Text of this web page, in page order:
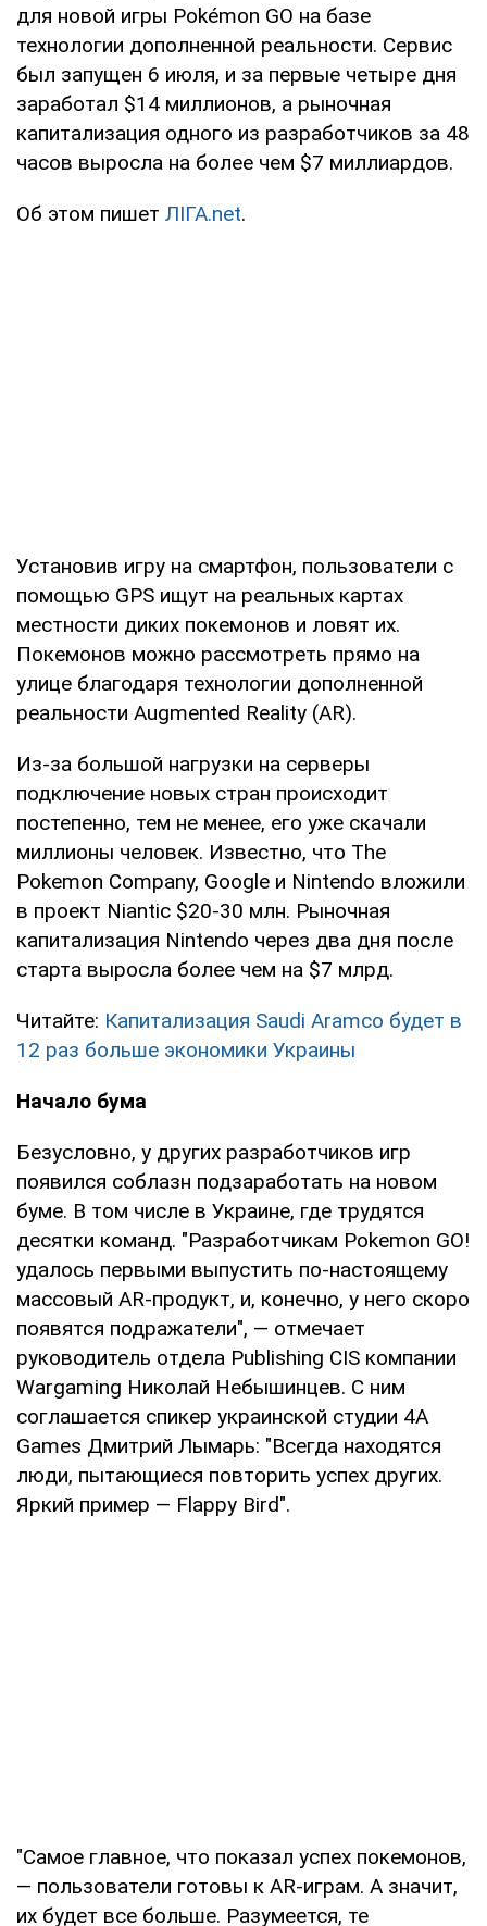
для новой игры Pokémon GO на базе
технологии дополненной реальности. Сервис
был запущен 6 июля, и за первые четыре дня
заработал $14 миллионов, а рыночная
капитализация одного из разработчиков за 48
часов выросла на более чем $7 миллиардов.
Об этом пишет ЛІГА.net.
Установив игру на смартфон, пользователи с
помощью GPS ищут на реальных картах
местности диких покемонов и ловят их.
Покемонов можно рассмотреть прямо на
улице благодаря технологии дополненной
реальности Augmented Reality (AR).
Из-за большой нагрузки на серверы
подключение новых стран происходит
постепенно, тем не менее, его уже скачали
миллионы человек. Известно, что The
Pokemon Company, Google и Nintendo вложили
в проект Niantic $20-30 млн. Рыночная
капитализация Nintendo через два дня после
старта выросла более чем на $7 млрд.
Читайте: Капитализация Saudi Aramco будет в
12 раз больше экономики Украины
Начало бума
Безусловно, у других разработчиков игр
появился соблазн подзаработать на новом
буме. В том числе в Украине, где трудятся
десятки команд. "Разработчикам Pokemon GO!
удалось первыми выпустить по-настоящему
массовый AR-продукт, и, конечно, у него скоро
появятся подражатели", — отмечает
руководитель отдела Publishing CIS компании
Wargaming Николай Небышинцев. С ним
соглашается спикер украинской студии 4A
Games Дмитрий Лымарь: "Всегда находятся
люди, пытающиеся повторить успех других.
Яркий пример — Flappy Bird".
"Самое главное, что показал успех покемонов,
— пользователи готовы к AR-играм. А значит,
их будет все больше. Разумеется, те